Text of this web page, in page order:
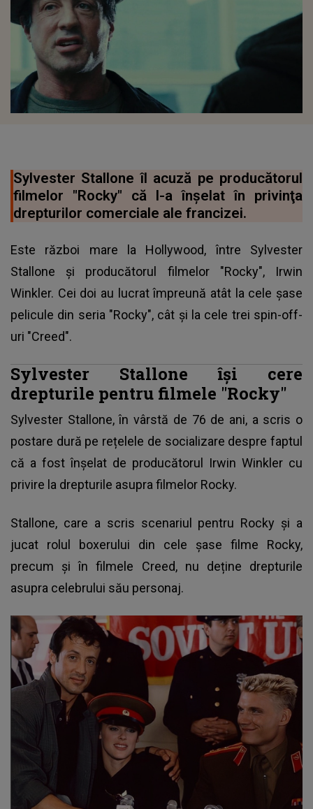
Sylvester Stallone îl acuză pe producătorul
filmelor "Rocky" că l-a înşelat în privinţa
drepturilor comerciale ale francizei.
Este război mare la Hollywood, între Sylvester
Stallone şi producătorul filmelor "Rocky", Irwin
Winkler. Cei doi au lucrat împreună atât la cele şase
pelicule din seria "Rocky", cât şi la cele trei spin-off-
uri "Creed".
Sylvester Stallone îşi cere
drepturile pentru filmele "Rocky"
Sylvester Stallone, în vârstă de 76 de ani, a scris o
postare dură pe rețelele de socializare despre faptul
că a fost înșelat de producătorul Irwin Winkler cu
privire la drepturile asupra filmelor Rocky.
Stallone, care a scris scenariul pentru Rocky și a
jucat rolul boxerului din cele șase filme Rocky,
precum și în filmele Creed, nu deține drepturile
asupra celebrului său personaj.